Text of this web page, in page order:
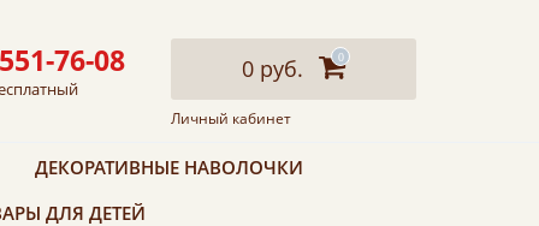
76-08 0 руб. 0
Личный кабинет
ДЕКОРАТИВНЫЕ НАВОЛОЧКИ
ДЛЯ ДЕТЕЙ